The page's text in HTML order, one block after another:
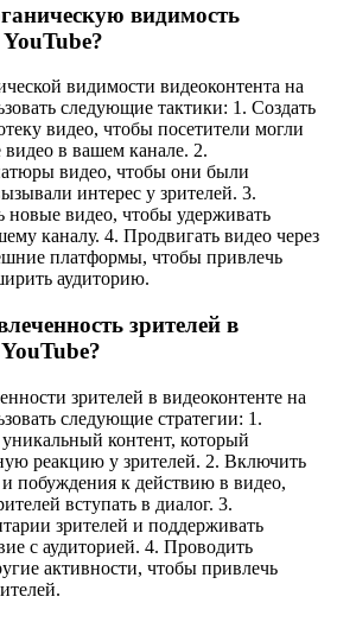
видимость
видимости видеоконтента на
следующие тактики: 1. Создать
видео, чтобы посетители могли
видео в вашем канале. 2.
видео, чтобы они были
интерес у зрителей. 3.
новые видео, чтобы удерживать
каналу. 4. Продвигать видео через
платформы, чтобы привлечь
аудиторию.
зрителей в
зрителей в видеоконтенте на
следующие стратегии: 1.
контент, который
реакцию у зрителей. 2. Включить
побуждения к действию в видео,
вступать в диалог. 3.
зрителей и поддерживать
с аудиторией. 4. Проводить
активности, чтобы привлечь